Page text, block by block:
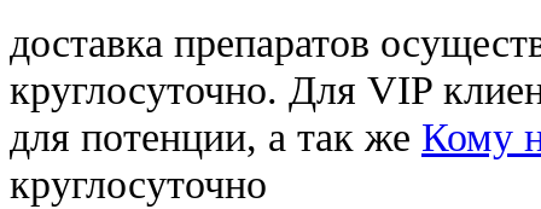
доставка препаратов
круглосуточно. Для VIP
для потенции, а так же Кому
круглосуточно